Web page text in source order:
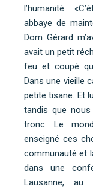
l’humanité:
abbaye de
Dom Gérard
avait un petit
feu et coupé
Dans une vieille
petite tisane. Et
tandis que
tronc. Le
enseigné ces
communauté et
dans une
Lausanne,